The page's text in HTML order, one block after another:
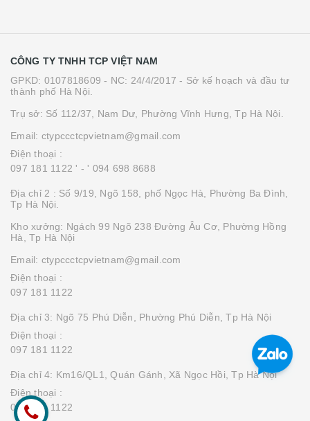
CÔNG TY TNHH TCP VIỆT NAM
GPKD: 0107818609 - NC: 24/4/2017 - Sở kế hoạch và đầu tư
thành phố Hà Nội.
Trụ sở: Số 112/37, Nam Dư, Phường Vĩnh Hưng, Tp Hà Nội.
Email: ctypccctcpvietnam@gmail.com
Điện thoại :
097 181 1122 ' - ' 094 698 8688
Địa chỉ 2 : Số 9/19, Ngõ 158, phố Ngọc Hà, Phường Ba Đình,
Tp Hà Nội.
Kho xưởng: Ngách 99 Ngõ 238 Đường Âu Cơ, Phường Hồng
Hà, Tp Hà Nội
Email: ctypccctcpvietnam@gmail.com
Điện thoại :
097 181 1122
Địa chỉ 3: Ngõ 75 Phú Diễn, Phường Phú Diễn, Tp Hà Nội
Điện thoại :
097 181 1122
Địa chỉ 4: Km16/QL1, Quán Gánh, Xã Ngọc Hồi, Tp Hà Nội
Điện thoại :
097 181 1122